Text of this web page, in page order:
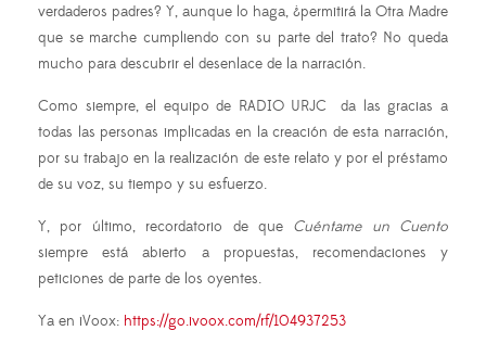
verdaderos padres? Y, aunque lo haga, ¿permitirá la Otra Madre
que se marche cumpliendo con su parte del trato? No queda
mucho para descubrir el desenlace de la narración.
Como siempre, el equipo de RADIO URJC da las gracias a
todas las personas implicadas en la creación de esta narración,
por su trabajo en la realización de este relato y por el préstamo
de su voz, su tiempo y su esfuerzo.
Y, por último, recordatorio de que Cuéntame un Cuento
siempre está abierto a propuestas, recomendaciones y
peticiones de parte de los oyentes.
Ya en iVoox: https://go.ivoox.com/rf/104937253